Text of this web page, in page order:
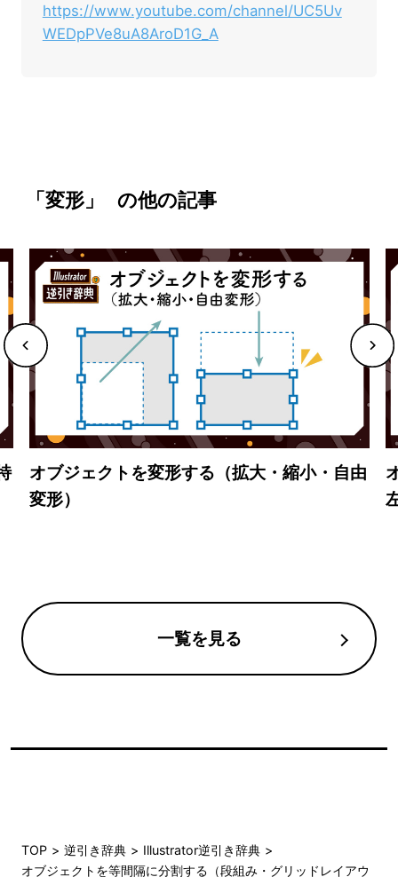
https://www.youtube.com/channel/UC5Uv
WEDpPVe8uA8AroD1G_A
「変形」 の他の記事
オブジェクトを変形する（拡大・縮小・自由
変形）
一覧を見る
TOP 逆引き辞典
Illustrator逆引き辞典
オブジェクトを等間隔に分割する（段組み・グリッドレイアウ